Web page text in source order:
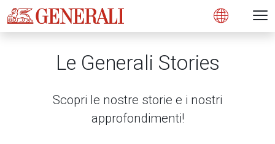
Open
Le Generali Stories
Scopri le nostre storie e i nostri
approfondimenti!